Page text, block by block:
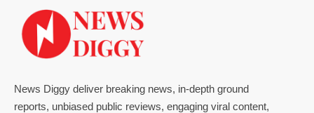
News Diggy deliver breaking news, in-depth ground
reports, unbiased public reviews, engaging viral content,